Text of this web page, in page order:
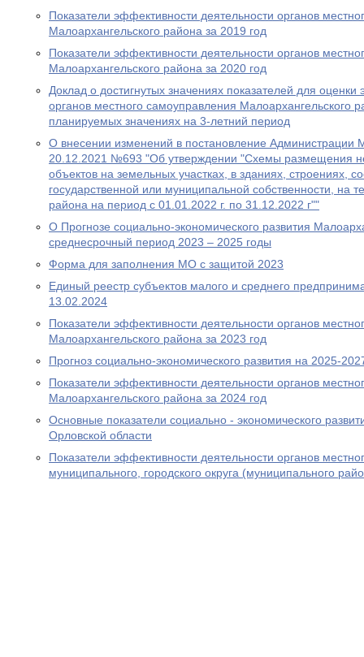
Показатели эффективности деятельности органов
Малоархангельского района за 2019 год
Показатели эффективности деятельности органов
Малоархангельского района за 2020 год
Доклад о достигнутых значениях показателей для
органов местного самоуправления Малоархангельского
планируемых значениях на 3-летний период
О внесении изменений в постановление Администрации
20.12.2021 №693 "Об утверждении "Схемы размещения
объектов на земельных участках, в зданиях, строениях,
государственной или муниципальной собственности, на
района на период с 01.01.2022 г. по 31.12.2022 г""
О Прогнозе социально-экономического развития
среднесрочный период 2023 – 2025 годы
Форма для заполнения МО с защитой 2023
Единый реестр субъектов малого и среднего
13.02.2024
Показатели эффективности деятельности органов
Малоархангельского района за 2023 год
Прогноз социально-экономического развития на 2025-
Показатели эффективности деятельности органов
Малоархангельского района за 2024 год
Основные показатели социально - экономического
Орловской области
Показатели эффективности деятельности органов
муниципального, городского округа (муниципального